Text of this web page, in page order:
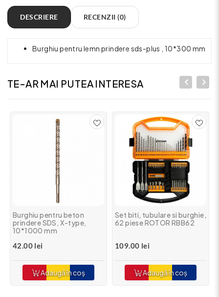
DESCRIERE RECENZII (0)
Burghiu pentru lemn prindere sds-plus , 10*300 mm
TE-AR MAI PUTEA INTERESA
Burghiu pentru beton
prindere SDS, X-type,
10*1000 mm
42.00 lei
Adaugă în coș
Set biti, tubulare si burghie,
62 piese ROTOR RBB62
109.00 lei
Adaugă în coș